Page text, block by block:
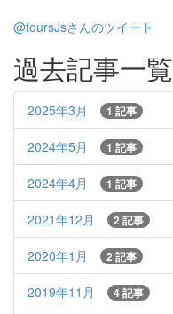
@toursJsさんのツイート
過去記事一覧
2025年3月 1 記事
2024年5月 1 記事
2024年4月 1 記事
2021年12月 2 記事
2020年1月 2 記事
2019年11月 4 記事